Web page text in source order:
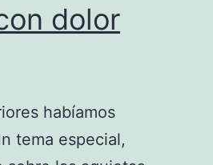
dolor
habíamos
tema especial,